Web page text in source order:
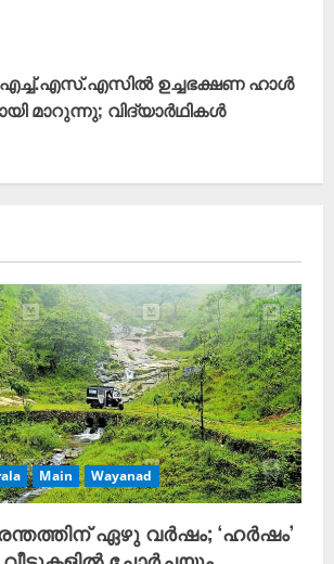
ഉച്ചഭക്ഷണ ഹാൾ
മാറുന്നു; വിദ്യാർഥികൾ
Main Wayanad
ഏഴു വർഷം; ‘ഹർഷം’